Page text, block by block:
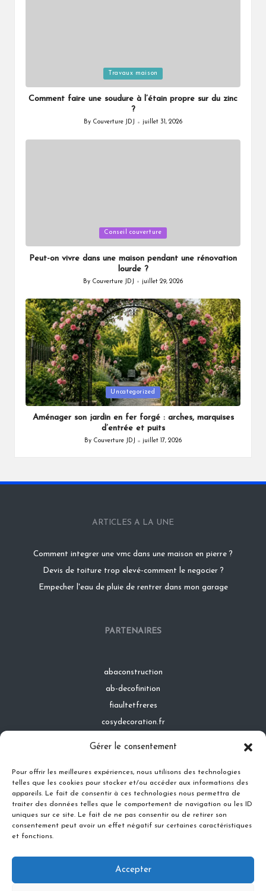
Gérer le consentement
Pour offrir les meilleures expériences, nous utilisons des technologies
telles que les cookies pour stocker et/ou accéder aux informations des
appareils. Le fait de consentir à ces technologies nous permettra de
traiter des données telles que le comportement de navigation ou les ID
uniques sur ce site. Le fait de ne pas consentir ou de retirer son
consentement peut avoir un effet négatif sur certaines caractéristiques
et fonctions.
Accepter
in
Travaux maison
Comment faire une soudure à l’étain propre sur du zinc
?
Posted
By Couverture JDJ juillet 31, 2026
in
Conseil couverture
Peut-on vivre dans une maison pendant une rénovation
lourde ?
Posted
By Couverture JDJ juillet 29, 2026
Posted
in
Uncategorized
Aménager son jardin en fer forgé : arches, marquises
d’entrée et puits
Posted
By Couverture JDJ juillet 17, 2026
ARTICLES A LA UNE
Comment integrer une vmc dans une maison en pierre ?
Devis de toiture trop elevé-comment le negocier ?
Empecher l'eau de pluie de rentrer dans mon garage
PARTENAIRES
abaconstruction
ab-decofinition
fiaultetfreres
cosydecoration.fr
Contact
Mentions légales
Conditions générales de vente
Politique de cookies